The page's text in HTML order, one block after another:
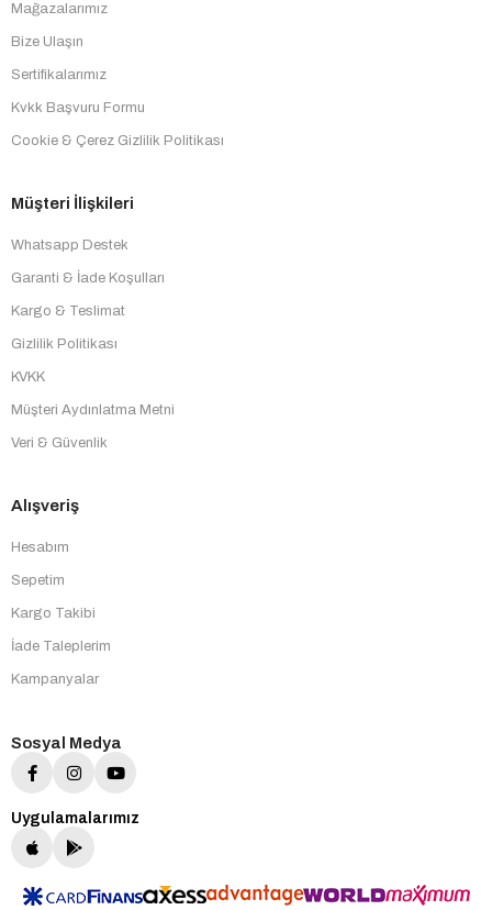
Mağazalarımız
Bize Ulaşın
Sertifikalarımız
Kvkk Başvuru Formu
Cookie & Çerez Gizlilik Politikası
Müşteri İlişkileri
Whatsapp Destek
Garanti & İade Koşulları
Kargo & Teslimat
Gizlilik Politikası
KVKK
Müşteri Aydınlatma Metni
Veri & Güvenlik
Alışveriş
Hesabım
Sepetim
Kargo Takibi
İade Taleplerim
Kampanyalar
Sosyal Medya
Uygulamalarımız